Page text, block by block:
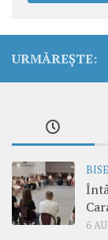
URMĂREȘTE:
6